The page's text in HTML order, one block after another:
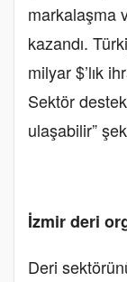
markalaşma
kazandı.
milyar $’lık
Sektör
ulaşabilir”
İzmir deri
Deri